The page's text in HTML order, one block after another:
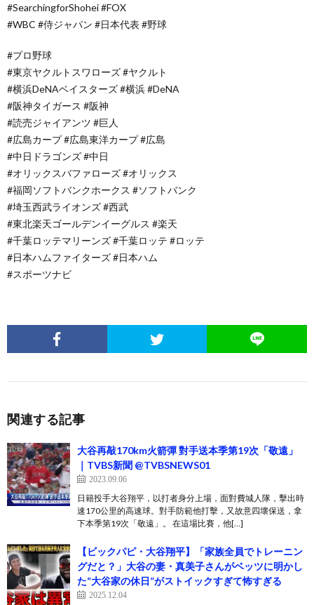
#SearchingforShohei #FOX
#WBC #侍ジャパン #日本代表 #野球
#プロ野球
#東京ヤクルトスワローズ #ヤクルト
#横浜DeNAベイスターズ #横浜 #DeNA
#阪神タイガース #阪神
#読売ジャイアンツ #巨人
#広島カープ #広島東洋カープ #広島
#中日ドラゴンズ #中日
#オリックスバファローズ #オリックス
#福岡ソフトバンクホークス #ソフトバンク
#埼玉西武ライオンズ #西武
#東北楽天ゴールデンイーグルス #楽天
#千葉ロッテマリーンズ #千葉ロッテ #ロッテ
#日本ハムファイターズ #日本ハム
#スポーツナビ
関連する記事
大谷再敲170km火箭彈 對手送本季第19次「敬遠」
｜TVBS新聞 @TVBSNEWS01
2023.09.06
日籍投手大谷翔平，以打者身分上場，面對費城人隊，擊出時
速170公里的高速球。對手防範他打擊，又故意四壞保送，拿
下本季第19次「敬遠」。 在這場比賽，他[…]
【ビックパピ・大谷翔平】「家族全員でトレーニン
グだと？」大谷の妻・真美子さんがベッツに明かし
た“大谷家の休日”がストイックすぎて怖すぎる
2025.12.04